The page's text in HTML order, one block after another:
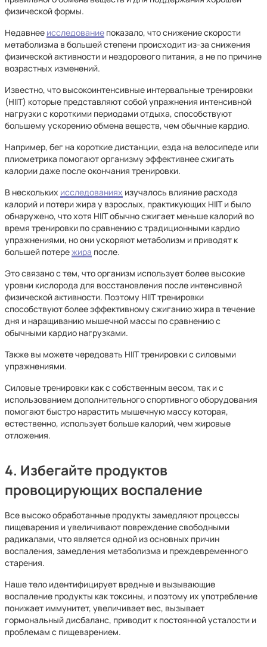
физической формы.
Недавнее исследование показало, что снижение скорости
метаболизма в большей степени происходит из-за снижения
физической активности и нездорового питания, а не по причине
возрастных изменений.
Известно, что высокоинтенсивные интервальные тренировки
(HIIT) которые представляют собой упражнения интенсивной
нагрузки с короткими периодами отдыха, способствуют
большему ускорению обмена веществ, чем обычные кардио.
Например, бег на короткие дистанции, езда на велосипеде или
плиометрика помогают организму эффективнее сжигать
калории даже после окончания тренировки.
В нескольких исследованиях изучалось влияние расхода
калорий и потери жира у взрослых, практикующих HIIT и было
обнаружено, что хотя HIIT обычно сжигает меньше калорий во
время тренировки по сравнению с традиционными кардио
упражнениями, но они ускоряют метаболизм и приводят к
большей потережира после.
Это связано с тем, что организм использует более высокие
уровни кислорода для восстановления после интенсивной
физической активности. Поэтому HIIT тренировки
способствуют более эффективному сжиганию жира в течение
дня и наращиванию мышечной массы по сравнению с
обычными кардио нагрузками.
Также вы можете чередовать HIIT тренировки с силовыми
упражнениями.
Силовые тренировки как с собственным весом, так и с
использованием дополнительного спортивного оборудования
помогают быстро нарастить мышечную массу которая,
естественно, использует больше калорий, чем жировые
отложения.
4. Избегайте продуктов
провоцирующих воспаление
Все высоко обработанные продукты замедляют процессы
пищеварения и увеличивают повреждение свободными
радикалами, что является одной из основных причин
воспаления, замедления метаболизма и преждевременного
старения.
Наше тело идентифицирует вредные и вызывающие
воспаление продукты как токсины, и поэтому их употребление
понижает иммунитет, увеличивает вес, вызывает
гормональный дисбаланс, приводит к постоянной усталости и
проблемам с пищеварением.